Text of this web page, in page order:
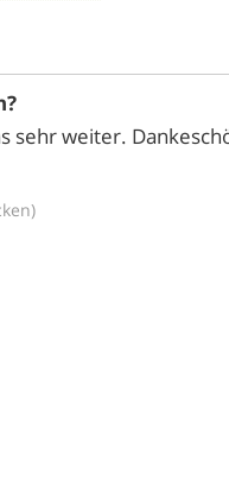
sehr weiter.